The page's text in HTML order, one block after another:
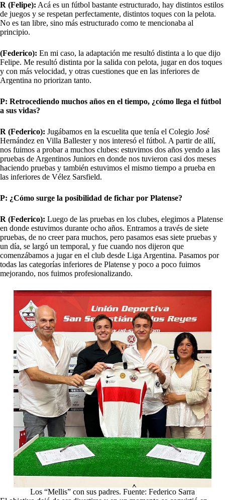
R (Felipe): Acá es un fútbol bastante estructurado, hay distintos estilos
de juegos y se respetan perfectamente, distintos toques con la pelota.
No es tan libre, sino más estructurado como te mencionaba al
principio.
(Federico): En mi caso, la adaptación me resultó distinta a lo que dijo
Felipe. Me resultó distinta por la salida con pelota, jugar en dos toques
y con más velocidad, y otras cuestiones que en las inferiores de
Argentina no priorizan tanto.
P: Retrocediendo muchos años en el tiempo, ¿cómo llega el fútbol
a sus vidas?
R (Federico): Jugábamos en la escuelita que tenía el Colegio José
Hernández en Villa Ballester y nos interesó el fútbol. A partir de allí,
nos fuimos a probar a muchos clubes: estuvimos dos años yendo a las
pruebas de Argentinos Juniors en donde nos tuvieron casi dos meses
haciendo pruebas y también estuvimos el mismo tiempo a prueba en
las inferiores de Vélez Sarsfield.
P: ¿Cómo surge la posibilidad de fichar por Platense?
R (Federico): Luego de las pruebas en los clubes, elegimos a Platense
en donde estuvimos durante ocho años. Entramos a través de siete
pruebas, de no creer para muchos, pero pasamos esas siete pruebas y
un día, se largó un temporal, y fue cuando nos dijeron que
comenzábamos a jugar en el club desde Liga Argentina. Pasamos por
todas las categorías inferiores de Platense y poco a poco fuimos
mejorando, nos fuimos profesionalizando.
Los “Mellis” con sus padres. Fuente: Federico Sarra